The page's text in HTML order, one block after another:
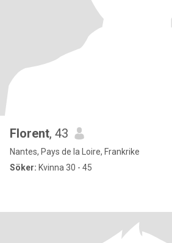
Florent, 43
Nantes, Pays de la Loire, Frankrike
Söker: Kvinna 30 - 45